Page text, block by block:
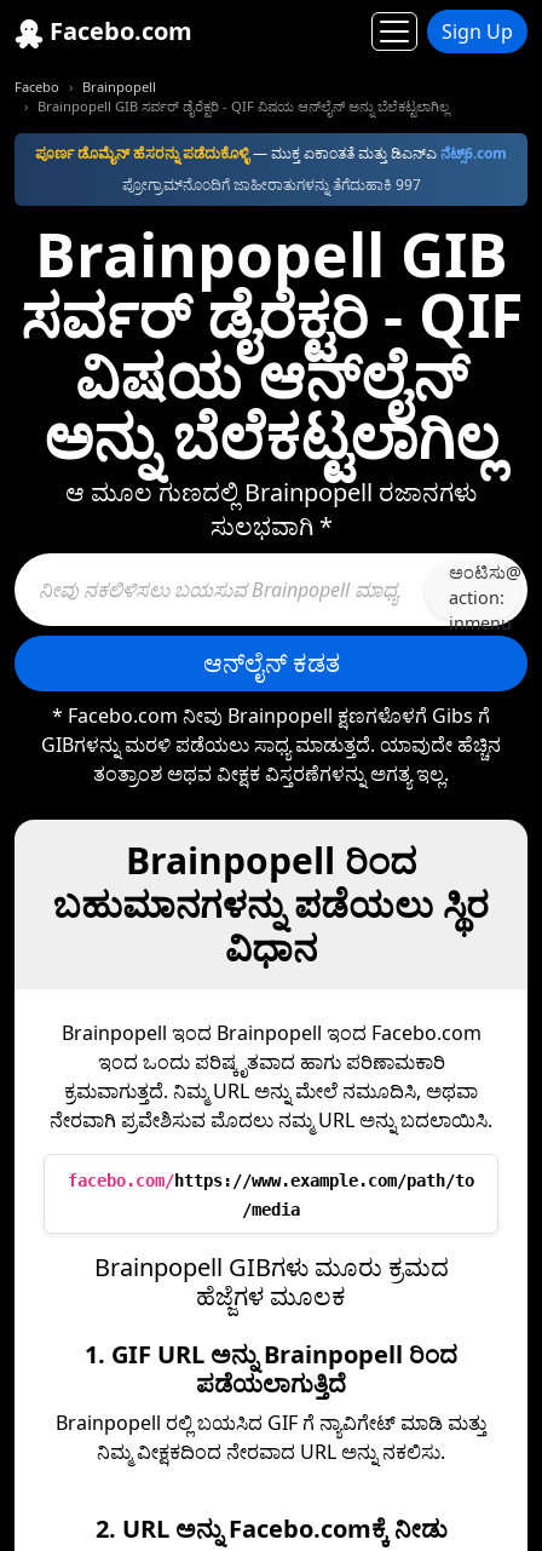
Facebo.com Sign Up
Facebo
Brainpopell
Brainpopell GIB ಸರ್ವರ್ ಡೈರೆಕ್ಟರಿ - QIF ವಿಷಯ ಆನ್‌ಲೈನ್‌ ಅನ್ನು ಬೆಲೆಕಟ್ಟಲಾಗಿಲ್ಲ
ಪೂರ್ಣ ಡೊಮೈನ್ ಹೆಸರನ್ನು ಪಡೆದುಕೊಳ್ಳಿ— ಮುಕ್ತ ಏಕಾಂತತೆ ಮತ್ತು ಡಿಎನ್‌ಎನೆಟ್ಸ್6.com
ಪ್ರೋಗ್ರಾಮ್‌ನೊಂದಿಗೆ ಜಾಹೀರಾತುಗಳನ್ನು ತೆಗೆದುಹಾಕಿ 997
Brainpopell GIB
ಸರ್ವರ್ ಡೈರೆಕ್ಟರಿ - QIF
ವಿಷಯ ಆನ್‌ಲೈನ್‌
ಅನ್ನು ಬೆಲೆಕಟ್ಟಲಾಗಿಲ್ಲ
ಆ ಮೂಲ ಗುಣದಲ್ಲಿ Brainpopell ರಜಾನಗಳು
ಸುಲಭವಾಗಿ *
ಅಂಟಿಸು@
action:
inmenu
ಆನ್‌ಲೈನ್ ಕಡತ
* Facebo.com ನೀವು Brainpopell ಕ್ಷಣಗಳೊಳಗೆ Gibs ಗೆ
GIBಗಳನ್ನು ಮರಳಿ ಪಡೆಯಲು ಸಾಧ್ಯ ಮಾಡುತ್ತದೆ. ಯಾವುದೇ ಹೆಚ್ಚಿನ
ತಂತ್ರಾಂಶ ಅಥವ ವೀಕ್ಷಕ ವಿಸ್ತರಣೆಗಳನ್ನು ಅಗತ್ಯ ಇಲ್ಲ.
Brainpopell ರಿಂದ
ಬಹುಮಾನಗಳನ್ನು ಪಡೆಯಲು ಸ್ಥಿರ
ವಿಧಾನ
Brainpopell ಇಂದ Brainpopell ಇಂದ Facebo.com
ಇಂದ ಒಂದು ಪರಿಷ್ಕೃತವಾದ ಹಾಗು ಪರಿಣಾಮಕಾರಿ
ಕ್ರಮವಾಗುತ್ತದೆ. ನಿಮ್ಮ URL ಅನ್ನು ಮೇಲೆ ನಮೂದಿಸಿ, ಅಥವಾ
ನೇರವಾಗಿ ಪ್ರವೇಶಿಸುವ ಮೊದಲು ನಮ್ಮ URL ಅನ್ನು ಬದಲಾಯಿಸಿ.
facebo.com/https://www.example.com/path/to
/media
Brainpopell GIBಗಳು ಮೂರು ಕ್ರಮದ
ಹೆಜ್ಜೆಗಳ ಮೂಲಕ
1. GIF URL ಅನ್ನು Brainpopell ರಿಂದ
ಪಡೆಯಲಾಗುತ್ತಿದೆ
Brainpopell ರಲ್ಲಿ ಬಯಸಿದ GIF ಗೆ ನ್ಯಾವಿಗೇಟ್ ಮಾಡಿ ಮತ್ತು
ನಿಮ್ಮ ವೀಕ್ಷಕದಿಂದ ನೇರವಾದ URL ಅನ್ನು ನಕಲಿಸು.
2. URL ಅನ್ನು Facebo.comಕ್ಕೆ ನೀಡು